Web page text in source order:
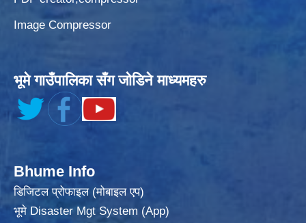
Image Compressor
भूमे गाउँपालिका सँग जोडिने माध्यमहरु
Bhume Info
डिजिटल प्रोफाइल (मोबाइल एप)
भूमे Disaster Mgt System (App)